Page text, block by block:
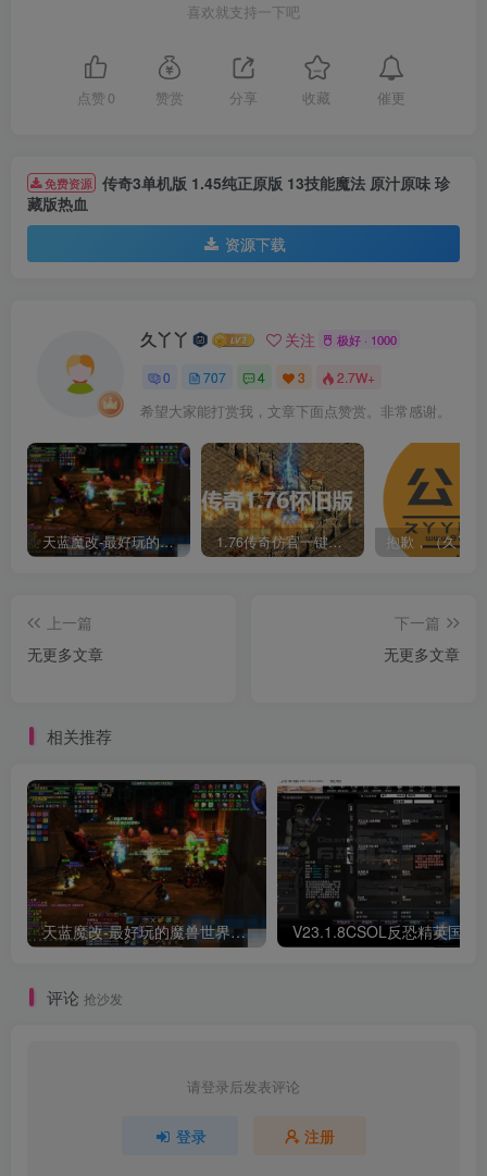
喜欢就支持一下吧
点赞 0 赞赏 分享 收藏 催更
免费资源 传奇3单机版 1.45纯正原版 13技能魔法 原汁原味 珍
藏版热血
资源下载
久丫丫 关注 极好 · 1000
0 707 4 3 2.7W+
希望大家能打赏我，文章下面点赞赏。非常感谢。
天蓝魔改-最好玩的魔兽世界巫妖王V335精品单机端【最智能的机器人】 1.76传奇仿官一键启动无后台和辅助究极肝传奇
上一篇
无更多文章
下一篇
无更多文章
相关推荐
天蓝魔改-最好玩的魔兽世界巫妖王V335精品单机端【最智能的机器人】
评论 抢沙发
请登录后发表评论
登录 注册